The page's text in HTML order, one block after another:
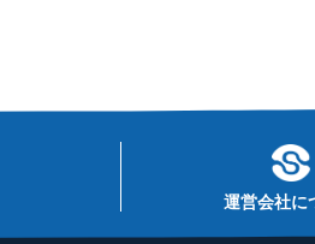
運営会社に